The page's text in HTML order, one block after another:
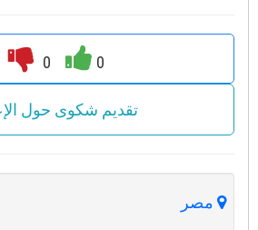
0
0
تقديم شكوى حول
مصر